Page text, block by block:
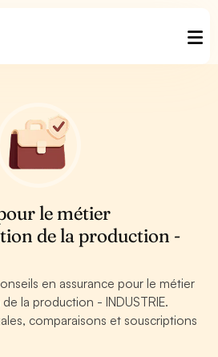
le métier
de la production -
en assurance pour le métier
la production - INDUSTRIE.
comparaisons et souscriptions